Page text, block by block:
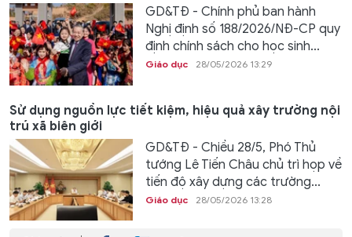
GD&TĐ - Chính phủ ban hành
Nghị định số 188/2026/NĐ-CP quy
định chính sách cho học sinh...
Giáo dục 28/05/2026 13:29
Sử dụng nguồn lực tiết kiệm, hiệu quả xây trường nội
trú xã biên giới
GD&TĐ - Chiều 28/5, Phó Thủ
tướng Lê Tiến Châu chủ trì họp về
tiến độ xây dựng các trường...
Giáo dục 28/05/2026 13:28